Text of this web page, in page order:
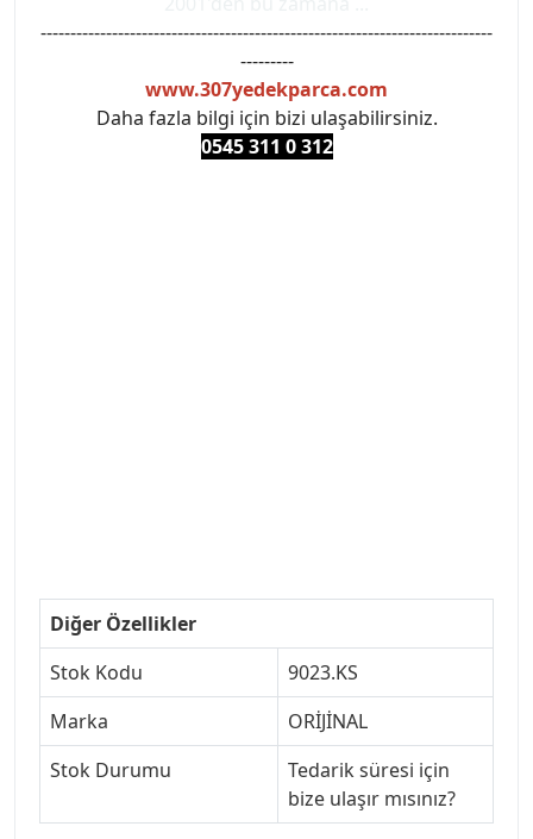
----------------------------------------------------------------------------
---------
www.307yedekparca.com
Daha fazla bilgi için bizi ulaşabilirsiniz.
0545 311 0 312
Diğer Özellikler
Stok Kodu
9023.KS
Marka
ORİJİNAL
Stok Durumu
Tedarik süresi için
bize ulaşır mısınız?